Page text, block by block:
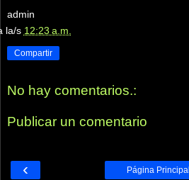
admin
la/s 12:23 a.m.
Compartir
No hay comentarios.:
Publicar un comentario
‹ Página Principal